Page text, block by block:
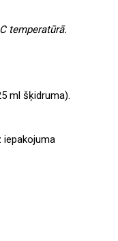
temperatūrā.
ml šķidruma).
iepakojuma